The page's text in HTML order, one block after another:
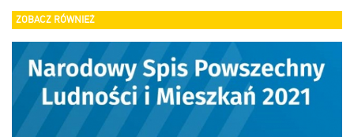
ZOBACZ RÓWNIEŻ